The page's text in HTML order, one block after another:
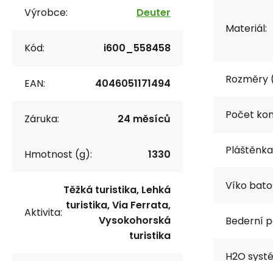
Výrobce: Deuter
Kód: i600_558458
EAN: 4046051171494
Záruka: 24 měsíců
Hmotnost (g): 1330
Aktivita:
Těžká turistika, Lehká
turistika, Via Ferrata,
Vysokohorská
turistika
Materiál:
Rozměry
Počet
Víko
Bederní
H2O